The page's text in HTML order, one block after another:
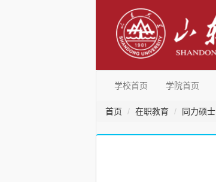
学校首页 学院首页
首页 在职教育 同力硕士